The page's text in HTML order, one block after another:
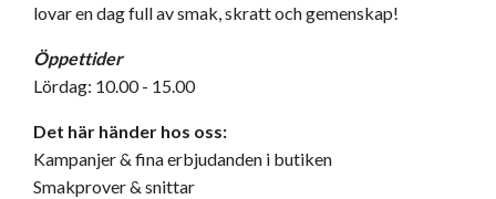
lovar en dag full av smak, skratt och gemenskap!
Öppettider
Lördag: 10.00 - 15.00
Det här händer hos oss:
Kampanjer & fina erbjudanden i butiken
Smakprover & snittar